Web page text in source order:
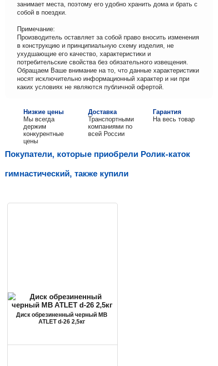
занимает места, поэтому его удобно хранить дома и брать с
собой в поездки.
Примечание:
Производитель оставляет за собой право вносить изменения
в конструкцию и принципиальную схему изделия, не
ухудшающие его качество, характеристики и
потребительские свойства без обязательного извещения.
Обращаем Ваше внимание на то, что данные характеристики
носят исключительно информационный характер и ни при
каких условиях не являются публичной офертой.
Низкие цены
Мы всегда
держим
конкурентные
цены
Доставка
Транспортными
компаниями по
всей России
Гарантия
На весь товар
Покупатели, которые приобрели Ролик-каток
гимнастический, также купили
Диск обрезиненный черный MB
ATLET d-26 2,5кг